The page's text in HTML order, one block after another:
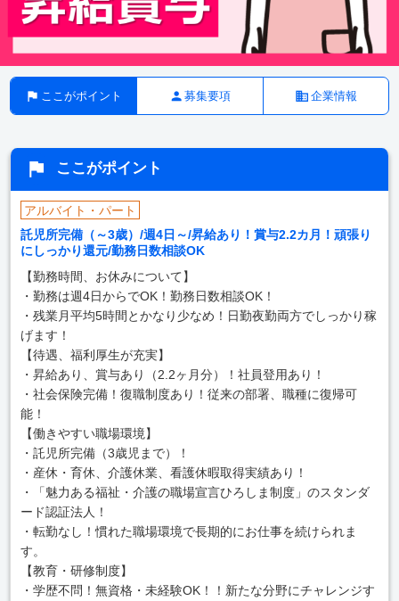
ここがポイント 募集要項 企業情報
ここがポイント
アルバイト・パート
託児所完備（～3歳）/週4日～/昇給あり！賞与2.2カ月！頑張り
にしっかり還元/勤務日数相談OK
【勤務時間、お休みについて】
・勤務は週4日からでOK！勤務日数相談OK！
・残業月平均5時間とかなり少なめ！日勤夜勤両方でしっかり稼
げます！
【待遇、福利厚生が充実】
・昇給あり、賞与あり（2.2ヶ月分）！社員登用あり！
・社会保険完備！復職制度あり！従来の部署、職種に復帰可
能！
【働きやすい職場環境】
・託児所完備（3歳児まで）！
・産休・育休、介護休業、看護休暇取得実績あり！
・「魅力ある福祉・介護の職場宣言ひろしま制度」のスタンダ
ード認証法人！
・転勤なし！慣れた職場環境で長期的にお仕事を続けられま
す。
【教育・研修制度】
・学歴不問！無資格・未経験OK！！新たな分野にチャレンジす